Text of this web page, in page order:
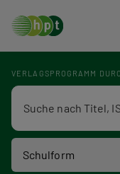
VERLAGSPROGRAMM
Schulform
Verlagsprogramm